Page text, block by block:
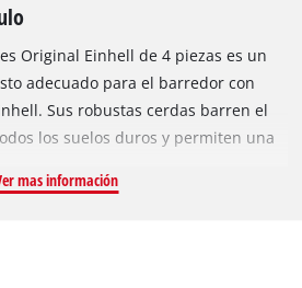
Original Einhell de 4 piezas es un
adecuado para el barredor con
Sus robustas cerdas barren el
los suelos duros y permiten una
ayuda de un tornillo y un
mas información